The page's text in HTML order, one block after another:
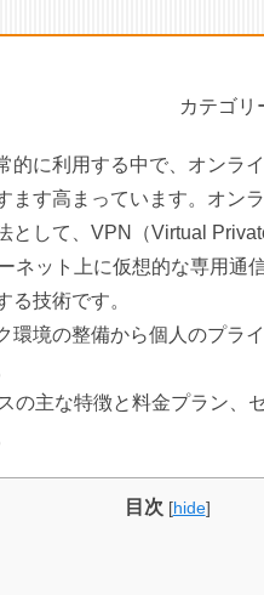
カテゴリ
的に利用する中で、オンラ
ます高まっています。オン
として、VPN（Virtual
ネット上に仮想的な専用通
る技術です。
環境の整備から個人のプラ
の主な特徴と料金プラン、
目次 [hide]